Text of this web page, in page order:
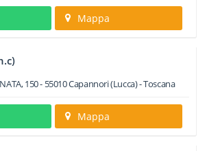
Mappa
150- 55010Capannori(Lucca) -Toscana
Mappa